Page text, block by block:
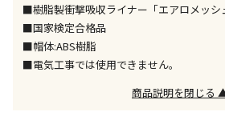
午前9時までのご注文確定した
出荷いたします。
ただし、メーカーの営業日に基
ため、通常よりお時間をいただ
また、日曜・祝日や年末年始な
は、休業明けからの出荷対応と
■樹脂製衝撃吸収ライナー「エアロメッシ
■国家検定合格品
■帽体:ABS樹脂
■電気工事では使用できません。
商品説明を閉じる